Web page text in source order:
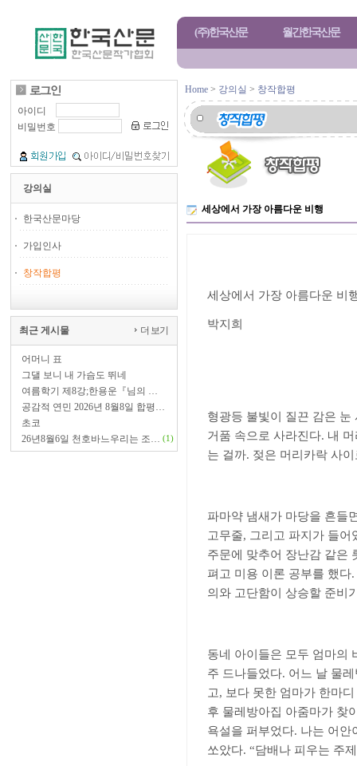
(주)한국산문 월간한국산문
아이디
비밀번호
강의실
한국산문마당
가입인사
창작합평
최근 게시물 더 보기
어머니 표
그댈 보니 내 가슴도 뛰네
여름학기 제8강;한용운『님의 …
공감적 연민 2026년 8월8일 합평…
초코
26년8월6일 천호바느우리는 조… (1)
Home > 강의실 > 창작합평
세상에서 가장 아름다운 비행
세상에서 가장 아름다운 비
박지희
형광등 불빛이 질끈 감은 눈
거품 속으로 사라진다. 내
는 걸까. 젖은 머리카락 사
파마약 냄새가 마당을 흔들
고무줄, 그리고 파지가 들어
주문에 맞추어 장난감 같은
펴고 미용 이론 공부를 했다.
의와 고단함이 상승할 준비
동네 아이들은 모두 엄마의
주 드나들었다. 어느 날 물
고, 보다 못한 엄마가 한마
후 물레방아집 아줌마가 찾
욕설을 퍼부었다. 나는 어안
쏘았다. “담배나 피우는 주